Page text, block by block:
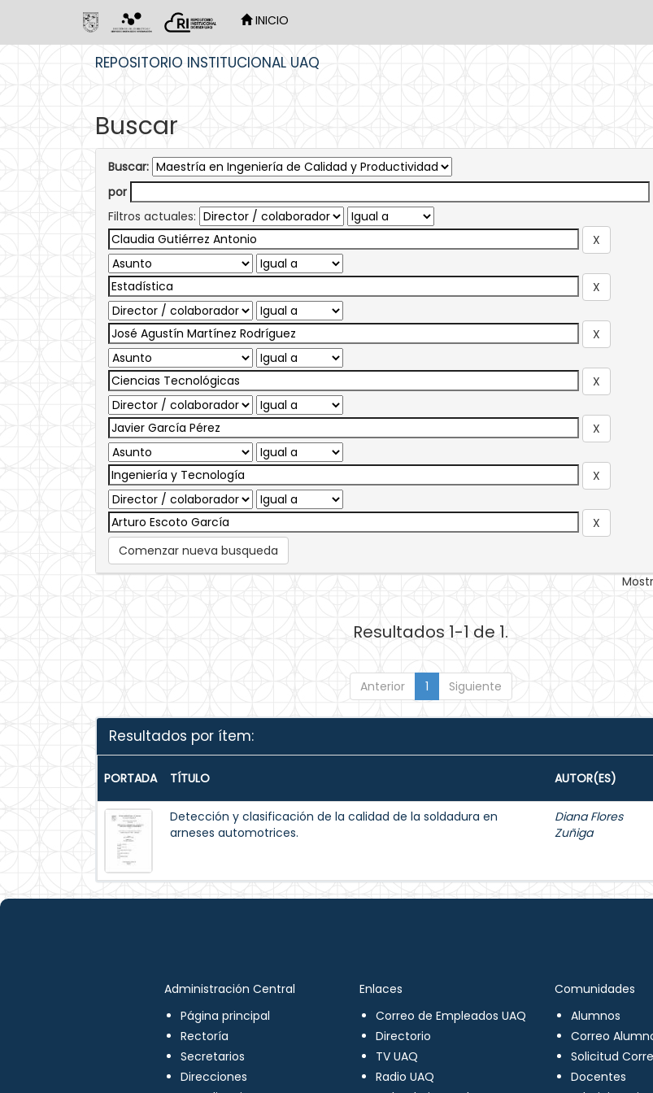
INICIO
REPOSITORIO INSTITUCIONAL UAQ
Buscar
Buscar:
por
Filtros actuales:
Comenzar nueva busqueda
Resultados 1-1 de 1.
Anterior 1 Siguiente
Resultados por ítem:
PORTADA TÍTULO AUTOR(ES)
Detección y clasificación de la calidad de la soldadura en
arneses automotrices.
Diana Flores
Zuñiga
Administración Central
Página principal
Rectoría
Secretarios
Direcciones
Enlaces
Correo de Empleados UAQ
Directorio
TV UAQ
Radio UAQ
Comunidades
Alumnos
Correo
Solicitud
Docentes